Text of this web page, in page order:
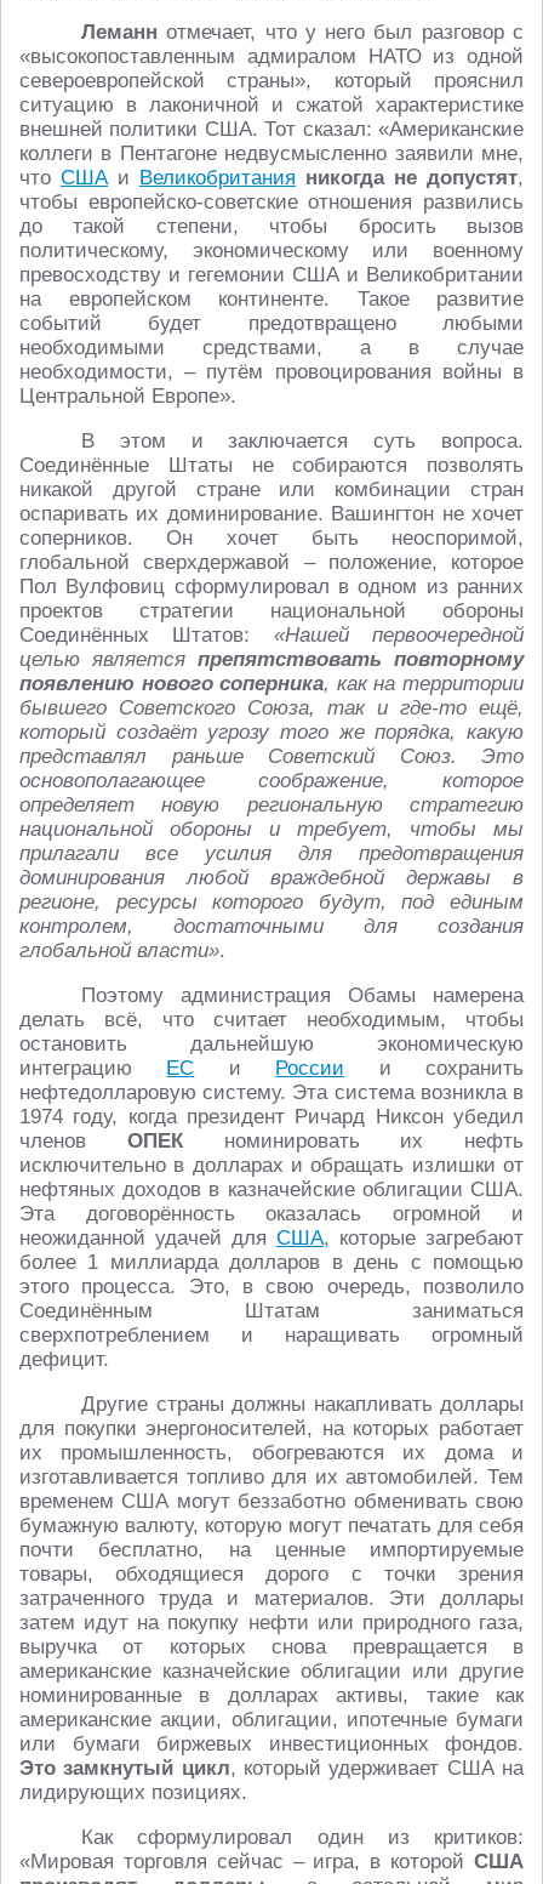
Леманн отмечает, что у него был разговор с
«высокопоставленным адмиралом НАТО из одной
североевропейской страны», который прояснил
ситуацию в лаконичной и сжатой характеристике
внешней политики США. Тот сказал: «Американские
коллеги в Пентагоне недвусмысленно заявили мне,
что СШАи Великобритания никогда не допустят,
чтобы европейско-советские отношения развились
до такой степени, чтобы бросить вызов
политическому, экономическому или военному
превосходству и гегемонии США и Великобритании
на европейском континенте. Такое развитие
событий будет предотвращено любыми
необходимыми средствами, а в случае
необходимости, – путём провоцирования войны в
Центральной Европе».
В этом и заключается суть вопроса.
Соединённые Штаты не собираются позволять
никакой другой стране или комбинации стран
оспаривать их доминирование. Вашингтон не хочет
соперников. Он хочет быть неоспоримой,
глобальной сверхдержавой – положение, которое
Пол Вулфовиц сформулировал в одном из ранних
проектов стратегии национальной обороны
Соединённых Штатов: «Нашей первоочередной
целью является препятствовать повторному
появлению нового соперника, как на территории
бывшего Советского Союза, так и где-то ещё,
который создаёт угрозу того же порядка, какую
представлял раньше Советский Союз. Это
основополагающее соображение, которое
определяет новую региональную стратегию
национальной обороны и требует, чтобы мы
прилагали все усилия для предотвращения
доминирования любой враждебной державы в
регионе, ресурсы которого будут, под единым
контролем, достаточными для создания
глобальной власти».
Поэтому администрация Обамы намерена
делать всё, что считает необходимым, чтобы
остановить дальнейшую экономическую
интеграцию ЕС и России и сохранить
нефтедолларовую систему. Эта система возникла в
1974 году, когда президент Ричард Никсон убедил
членов ОПЕКноминировать их нефть
исключительно в долларах и обращать излишки от
нефтяных доходов в казначейские облигации США.
Эта договорённость оказалась огромной и
неожиданной удачей для США, которые загребают
более 1 миллиарда долларов в день с помощью
этого процесса. Это, в свою очередь, позволило
Соединённым Штатам заниматься
сверхпотреблением и наращивать огромный
дефицит.
Другие страны должны накапливать доллары
для покупки энергоносителей, на которых работает
их промышленность, обогреваются их дома и
изготавливается топливо для их автомобилей. Тем
временем США могут беззаботно обменивать свою
бумажную валюту, которую могут печатать для себя
почти бесплатно, на ценные импортируемые
товары, обходящиеся дорого с точки зрения
затраченного труда и материалов. Эти доллары
затем идут на покупку нефти или природного газа,
выручка от которых снова превращается в
американские казначейские облигации или другие
номинированные в долларах активы, такие как
американские акции, облигации, ипотечные бумаги
или бумаги биржевых инвестиционных фондов.
Это замкнутый цикл, который удерживает США на
лидирующих позициях.
Как сформулировал один из критиков:
«Мировая торговля сейчас – игра, в которой США